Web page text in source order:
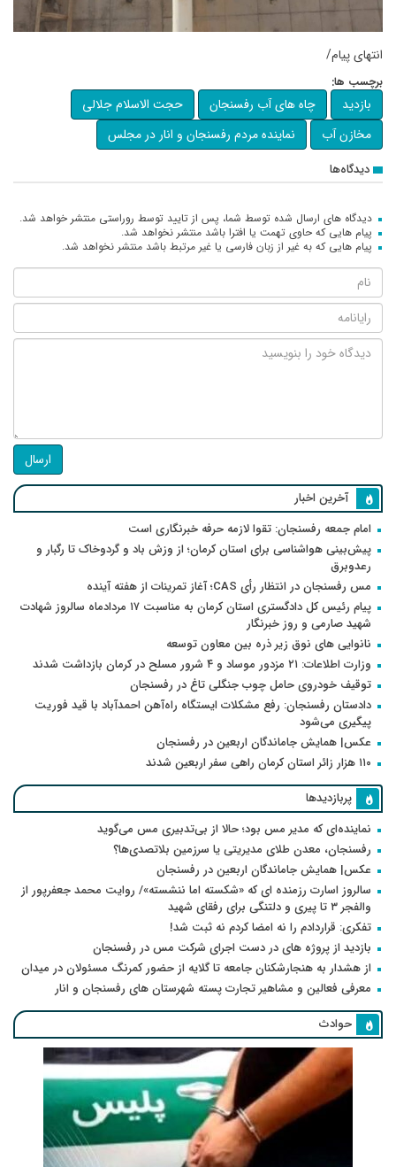
انتهای پیام/
برچسب ها:
بازدید چاه های آب رفسنجان
حجت الاسلام جلالی
مخازن آب
نماینده مردم رفسنجان و انار در مجلس
دیدگاه‌ها
دیدگاه های ارسال شده توسط شما، پس از تایید توسط روراستی منتشر خواهد شد.
پیام هایی که حاوی تهمت یا افترا باشد منتشر نخواهد شد.
پیام هایی که به غیر از زبان فارسی یا غیر مرتبط باشد منتشر نخواهد شد.
ارسال
آخرین اخبار
امام جمعه رفسنجان: تقوا لازمه حرفه خبرنگاری است
پیش‌بینی هواشناسی برای استان کرمان؛ از وزش باد و گردوخاک تا رگبار و
رعدوبرق
مس رفسنجان در انتظار رأی CAS؛ آغاز تمرینات از هفته آینده
پیام رئیس کل دادگستری استان کرمان به مناسبت ۱۷ مردادماه سالروز شهادت
شهید صارمی و روز خبرنگار
نانوایی های نوق زیر ذره بین معاون توسعه
وزارت اطلاعات: ۲۱ مزدور موساد و ۴ شرور مسلح در کرمان بازداشت شدند
توقیف خودروی حامل چوب جنگلی تاغ در رفسنجان
دادستان رفسنجان: رفع مشکلات ایستگاه راه‌آهن احمدآباد با قید فوریت
پیگیری می‌شود
عکس| همایش جاماندگان اربعین در رفسنجان
۱۱۰ هزار زائر استان کرمان راهی سفر اربعین شدند
پربازدیدها
نماینده‌ای که مدیر مس بود؛ حالا از بی‌تدبیری مس می‌گوید
رفسنجان، معدن طلای مدیریتی یا سرزمین بلاتصدی‌ها؟
عکس| همایش جاماندگان اربعین در رفسنجان
سالروز اسارت رزمنده ای که «شکسته اما ننشسته»/ روایت محمد جعفرپور از
والفجر ۳ تا پیری و دلتنگی برای رفقای شهید
تفکری: قراردادم را نه امضا کردم نه ثبت شد!
بازدید از پروژه های در دست اجرای شرکت مس در رفسنجان
از هشدار به هنجارشکنان جامعه تا گلایه از حضور کمرنگ مسئولان در میدان
معرفی فعالین و مشاهیر تجارت پسته شهرستان های رفسنجان و انار
حوادث